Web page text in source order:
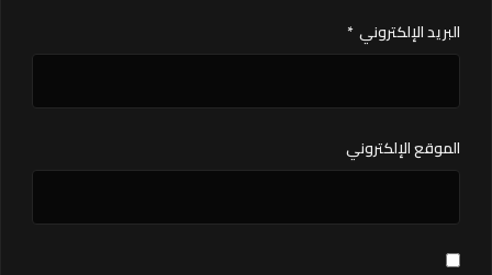
البريد الإلكتروني *
الموقع الإلكتروني